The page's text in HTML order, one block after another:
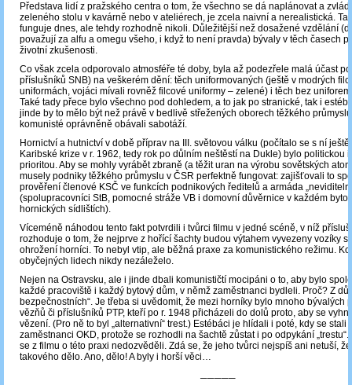
Představa lidí z pražského centra o tom, že všechno se dá naplánovat a
zeleného stolu v kavárně nebo v ateliérech, je zcela naivní a nerealistická.
funguje dnes, ale tehdy rozhodně nikoli. Důležitější než dosažené vzdělání
považují za alfu a omegu všeho, i když to není pravda) bývaly v těch časech
životní zkušenosti.
Co však zcela odporovalo atmosféře té doby, byla až podezřele malá účast
příslušníků SNB) na veškerém dění: těch uniformovaných (ještě v modrých
uniformách, vojáci mívali rovněž filcové uniformy – zelené) i těch bez uniforem
Také tady přece bylo všechno pod dohledem, a to jak po stranické, tak i
jinde by to mělo být než právě v bedlivě střežených oborech těžkého
komunisté oprávněně obávali sabotáží.
Hornictví a hutnictví v době příprav na III. světovou válku (počítalo se s ní
Karibské krize v r. 1962, tedy rok po důlním neštěstí na Dukle) bylo politickou
prioritou. Aby se mohly vyrábět zbraně (a těžit uran na výrobu sovětských
musely podniky těžkého průmyslu v ČSR perfektně fungovat: zajišťovali to
prověření členové KSČ ve funkcích podnikových ředitelů a armáda
(spolupracovníci StB, pomocné stráže VB i domovní důvěrnice v každém
hornických sídlištích).
Víceméně náhodou tento fakt potvrdili i tvůrci filmu v jedné scéně, v níž
rozhoduje o tom, že nejprve z hořící šachty budou výtahem vyvezeny vozíky s
ohrožení horníci. To nebyl vtip, ale běžná praxe za komunistického režimu.
obyčejných lidech nikdy nezáleželo.
Nejen na Ostravsku, ale i jinde dbali komunističtí mocipáni o to, aby bylo
každé pracoviště i každý bytový dům, v němž zaměstnanci bydleli. Proč? Z
bezpečnostních“. Je třeba si uvědomit, že mezi horníky bylo mnoho bývalých
vězňů či příslušníků PTP, kteří po r. 1948 přicházeli do dolů proto, aby se
vězení. (Pro ně to byl „alternativní“ trest.) Estébáci je hlídali i poté, kdy se stali
zaměstnanci OKD, protože se rozhodli na šachtě zůstat i po odpykání
se z filmu o této praxi nedozvěděli. Zdá se, že jeho tvůrci nejspíš ani netuší,
takového dělo. Ano, dělo! A byly i horší věci…
─────